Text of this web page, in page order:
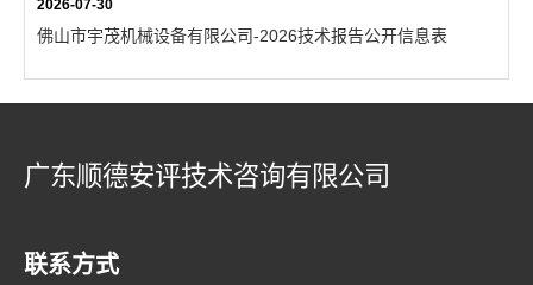
2026-07-30
佛山市宇茂机械设备有限公司-2026技术报告公开信息表
广东顺德安评技术咨询有限公司
联系方式